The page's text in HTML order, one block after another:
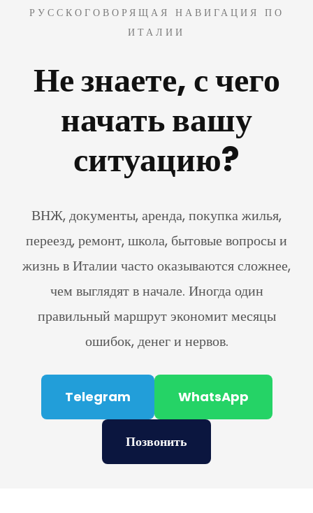
РУССКОГОВОРЯЩАЯ НАВИГАЦИЯ ПО
ИТАЛИИ
Не знаете, с чего
начать вашу
ситуацию?
ВНЖ, документы, аренда, покупка жилья,
переезд, ремонт, школа, бытовые вопросы и
жизнь в Италии часто оказываются сложнее,
чем выглядят в начале. Иногда один
правильный маршрут экономит месяцы
ошибок, денег и нервов.
Telegram WhatsApp
Позвонить